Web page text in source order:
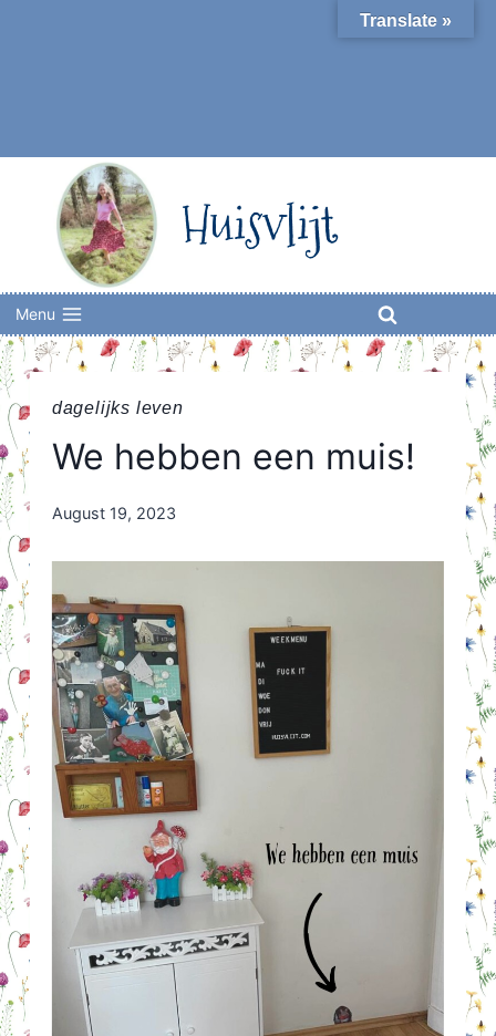
Huisvlijt
Menu
dagelijks leven
We hebben een muis!
By
Orriëns
August 19, 2023
Translate »